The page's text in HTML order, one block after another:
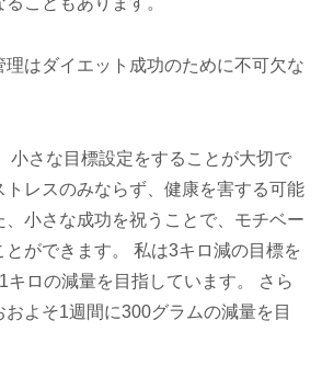
はダイエット成功のために不可欠な
小さな目標設定をすることが大切で
トレスのみならず、健康を害する可能
小さな成功を祝うことで、モチベー
とができます。 私は3キロ減の目標を
キロの減量を目指しています。 さら
よそ1週間に300グラムの減量を目